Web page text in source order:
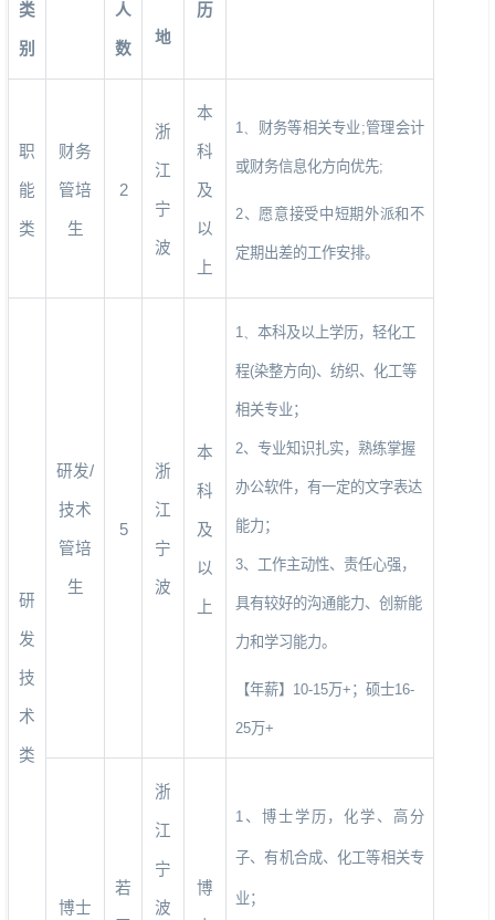
类
别
人
数
地
历
职
能
类
财务
管培
生
2
浙
江
宁
波
本
科
及
以
上
1、 财务等相关专业 ;管理会计
或财务信息化方向优先;
2、愿意接受中短期外派和不
定期出差的工作安排。
研
发
技
术
类
研发/
技术
管培
生
5
浙
江
宁
波
本
科
及
以
上
1、 本科及以上学历，轻化工
程(染整方向)、纺织、化工等
相关专业；
2、专业知识扎实，熟练掌握
办公软件，有一定的文字表达
能力；
3、工作主动性、责任心强，
具有较好的沟通能力、创新能
力和学习能力。
【年薪】 10-15万+ ；硕士16-
25万+
博士
若
浙
江
宁
波
博
1 、博士学历，化学、高分
子、有机合成、化工等相关专
业；